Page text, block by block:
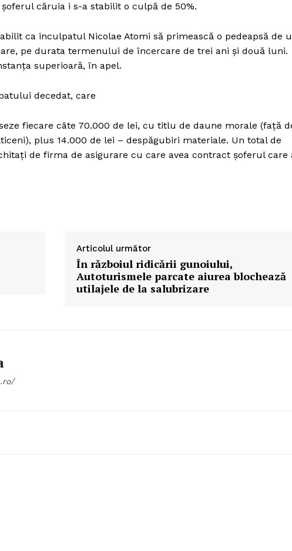
căruia i s-a stabilit o culpă de 50%.
ca inculpatul Nicolae Atomi să primească o pedeapsă de
pe durata termenului de încercare de trei ani şi două luni.
superioară, în apel.
decedat, care
fiecare câte 70.000 de lei, cu titlu de daune morale (faţă
plus 14.000 de lei – despăgubiri materiale. Un total de
de firma de asigurare cu care avea contract şoferul care
Articolul următor
În războiul ridicării gunoiului,
Autoturismele parcate aiurea blochează
utilajele de la salubrizare